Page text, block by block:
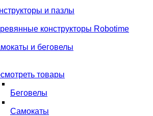
и пазлы
конструкторы Robotime
и беговелы
товары
Беговелы
Самокаты